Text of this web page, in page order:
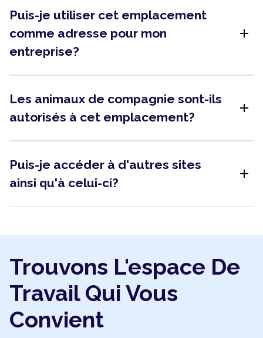
Puis-je utiliser cet emplacement
comme adresse pour mon
entreprise?
add
Les animaux de compagnie sont-ils
autorisés à cet emplacement?
add
Puis-je accéder à d'autres sites
ainsi qu'à celui-ci?
add
Trouvons L'espace De
Travail Qui Vous
Convient